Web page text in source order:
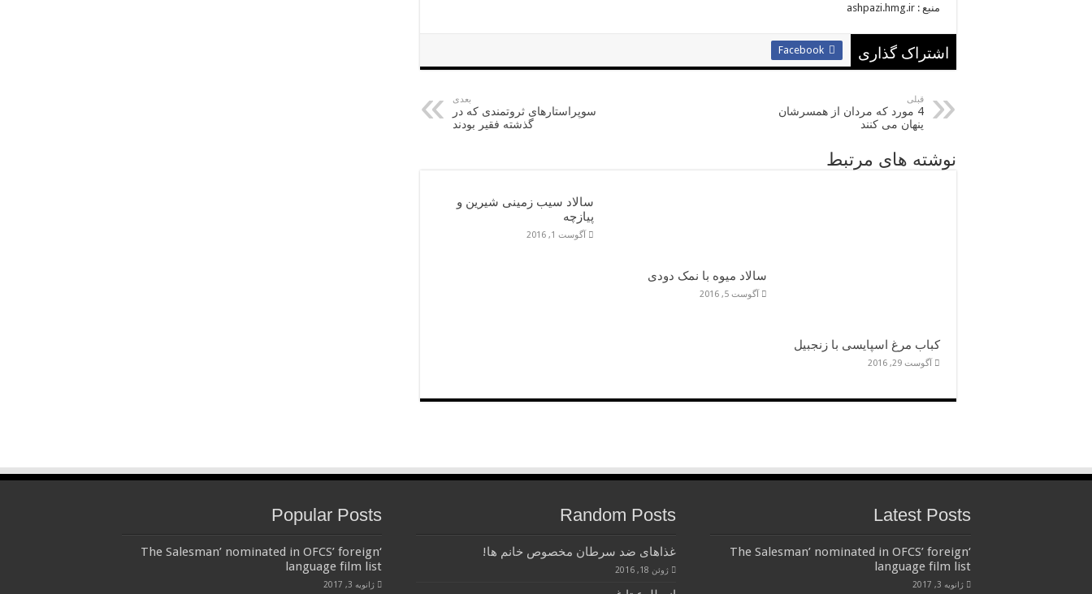
منبع : ashpazi.hmg.ir
اشتراک گذاری Facebook
قبلی
4 مورد که مردان از همسرشان
پنهان می کنند
بعدی
سوپراستارهای ثروتمندی که در
گذشته فقیر بودند
نوشته های مرتبط
کباب مرغ اسپایسی با زنجبیل
آگوست 29, 2016
سالاد میوه با نمک دودی
آگوست 5, 2016
سالاد سیب زمینی شیرین و
پیازچه
آگوست 1, 2016
Latest Posts
‘The Salesman’ nominated in OFCS’ foreign
language film list
ژانویه 3, 2017
Random Posts
غذاهای ضد سرطان مخصوص خانم ها!
ژوئن 18, 2016
Popular Posts
‘The Salesman’ nominated in OFCS’ foreign
language film list
ژانویه 3, 2017